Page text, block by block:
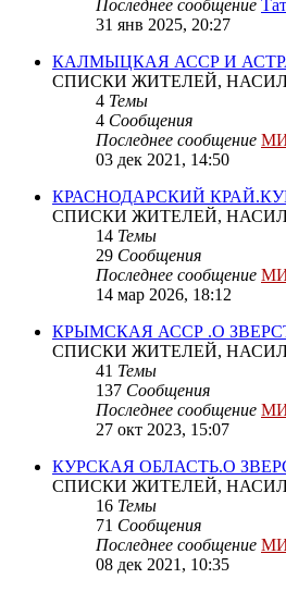
Последнее сообщение
31 янв 2025, 20:27
КАЛМЫЦКАЯ АССР И
СПИСКИ ЖИТЕЛЕЙ,
4 Темы
4 Сообщения
Последнее сообщение
03 дек 2021, 14:50
КРАСНОДАРСКИЙ
СПИСКИ ЖИТЕЛЕЙ,
14 Темы
29 Сообщения
Последнее сообщение
14 мар 2026, 18:12
КРЫМСКАЯ АССР .О
СПИСКИ ЖИТЕЛЕЙ,
41 Темы
137 Сообщения
Последнее сообщение
27 окт 2023, 15:07
КУРСКАЯ ОБЛАСТЬ.О
СПИСКИ ЖИТЕЛЕЙ,
16 Темы
71 Сообщения
Последнее сообщение
08 дек 2021, 10:35